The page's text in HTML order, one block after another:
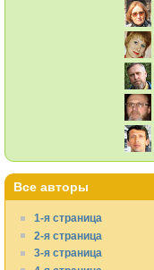
Все авторы
1-я страница
2-я страница
3-я страница